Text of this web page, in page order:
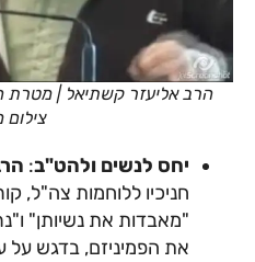
צילום
יחס לנשים ולהט"ב:
חניכיו ללוחמות צה"ל,
"מאבדות את נשיותן"
את הפמיניזם, בדגש על